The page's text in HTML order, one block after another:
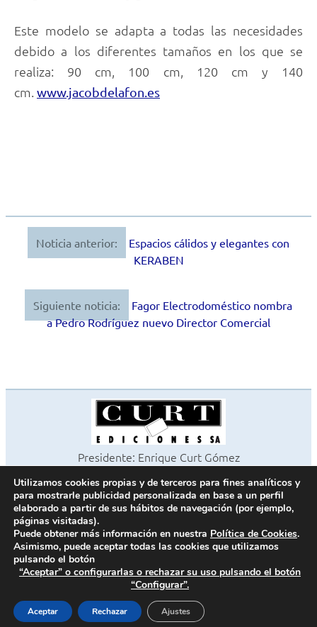
Este modelo se adapta a todas las necesidades
debido a los diferentes tamaños en los que se
realiza: 90 cm, 100 cm, 120 cm y 140
cm. www.jacobdelafon.es
Navegación
entradas
Noticia anterior:
Espacios cálidos y elegantes con
KERABEN
Siguiente noticia:
Fagor Electrodoméstico nombra
a Pedro Rodríguez nuevo Director Comercial
Presidente: Enrique Curt Gómez
©2026 Revista Cocinas y Baños
Todos los derechos reservados
Paseo de Gracia, 63. 1º 2ª. 08008 Barcelona -
Fax 933 183 505
Política de cookies
Política de privacidad
Utilizamos cookies propias y de terceros para fines analíticos y
para mostrarle publicidad personalizada en base a un perfil
elaborado a partir de sus hábitos de navegación (por ejemplo,
páginas visitadas).
Puede obtener más información en nuestra Política de Cookies.
Asimismo, puede aceptar todas las cookies que utilizamos
pulsando el botón
“Aceptar” o configurarlas o rechazar su uso pulsando el botón
“Configurar”.
Aceptar Rechazar Ajustes